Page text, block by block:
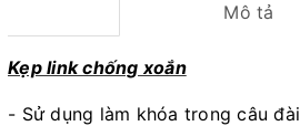
Mô tả
Kẹp link chống xoắn
- Sử dụng làm khóa trong câu đài